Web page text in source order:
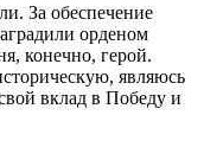
За обеспечение
орденом
конечно, герой.
являюсь
вклад в Победу и